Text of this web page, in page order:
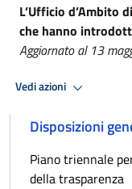
L’Ufficio d’Ambito
che hanno
Aggiornato al 13
Vedi azioni
Disposizioni
Piano triennale
della trasparenza